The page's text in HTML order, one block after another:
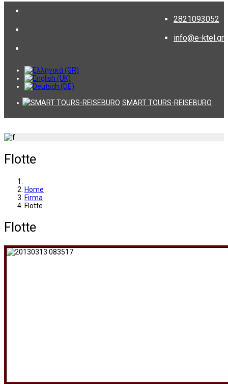
2821093052
info@e-ktel.gr
SMART TOURS-REISEBURO
Flotte
Home
Firma
Flotte
Flotte